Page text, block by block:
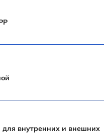
внутренних и внешних